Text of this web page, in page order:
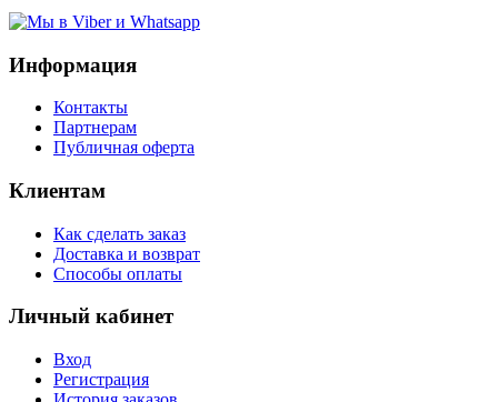
Информация
Контакты
Партнерам
Публичная оферта
Клиентам
Как сделать заказ
Доставка и возврат
Способы оплаты
Личный кабинет
Вход
Регистрация